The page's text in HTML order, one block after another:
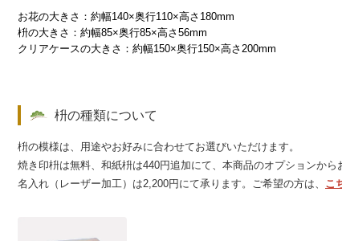
お花の大きさ：約幅140×奥行110×高さ180mm
枡の大きさ：約幅85×奥行85×高さ56mm
クリアケースの大きさ：約幅150×奥行150×高さ200mm
枡の種類について
枡の模様は、用途やお好みに合わせてお選びいただけます。
焼き印枡は無料、和紙枡は440円追加にて、本商品のオプションから
名入れ（レーザー加工）は2,200円にて承ります。ご希望の方は、 こ